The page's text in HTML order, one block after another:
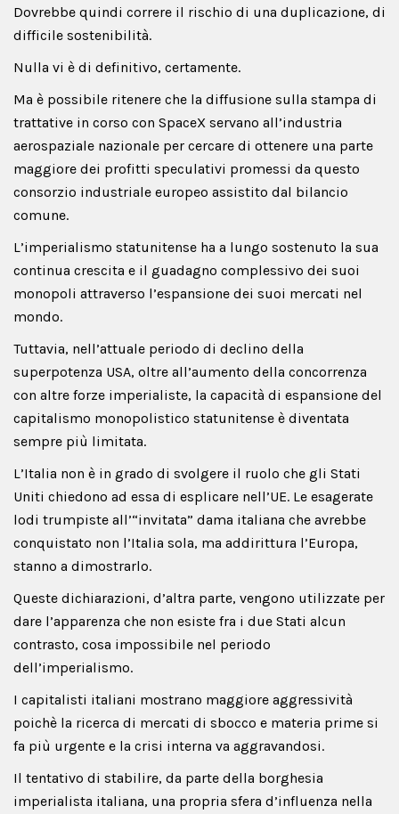
Dovrebbe quindi correre il rischio di una duplicazione, di
difficile sostenibilità.
Nulla vi è di definitivo, certamente.
Ma è possibile ritenere che la diffusione sulla stampa di
trattative in corso con SpaceX servano all’industria
aerospaziale nazionale per cercare di ottenere una parte
maggiore dei profitti speculativi promessi da questo
consorzio industriale europeo assistito dal bilancio
comune.
L’imperialismo statunitense ha a lungo sostenuto la sua
continua crescita e il guadagno complessivo dei suoi
monopoli attraverso l’espansione dei suoi mercati nel
mondo.
Tuttavia, nell’attuale periodo di declino della
superpotenza USA, oltre all’aumento della concorrenza
con altre forze imperialiste, la capacità di espansione del
capitalismo monopolistico statunitense è diventata
sempre più limitata.
L’Italia non è in grado di svolgere il ruolo che gli Stati
Uniti chiedono ad essa di esplicare nell’UE. Le esagerate
lodi trumpiste all’“invitata” dama italiana che avrebbe
conquistato non l’Italia sola, ma addirittura l’Europa,
stanno a dimostrarlo.
Queste dichiarazioni, d’altra parte, vengono utilizzate per
dare l’apparenza che non esiste fra i due Stati alcun
contrasto, cosa impossibile nel periodo
dell’imperialismo.
I capitalisti italiani mostrano maggiore aggressività
poichè la ricerca di mercati di sbocco e materia prime si
fa più urgente e la crisi interna va aggravandosi.
Il tentativo di stabilire, da parte della borghesia
imperialista italiana, una propria sfera d’influenza nella